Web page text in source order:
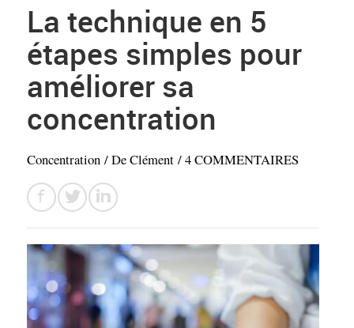
La technique en 5
étapes simples pour
améliorer sa
concentration
Concentration / DeClément /4 COMMENTAIRES